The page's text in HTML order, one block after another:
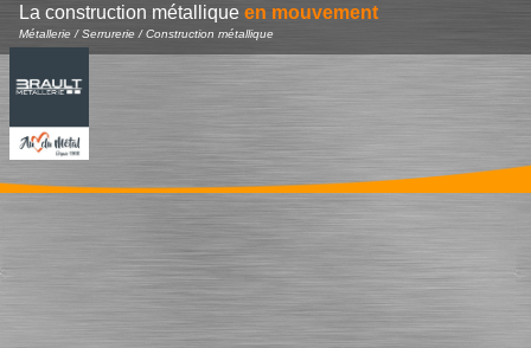
La construction métallique en mouvement
Métallerie / Serrurerie / Construction métallique